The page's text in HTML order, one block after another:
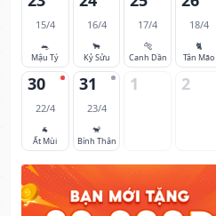
15/4
🐀
Mậu Tý
16/4
🐂
Kỷ Sửu
17/4
🐅
Canh Dần
18/4
🐈
Tân Mão
30
22/4
🐐
Ất Mùi
31
23/4
🐒
Bính Thân
1 2